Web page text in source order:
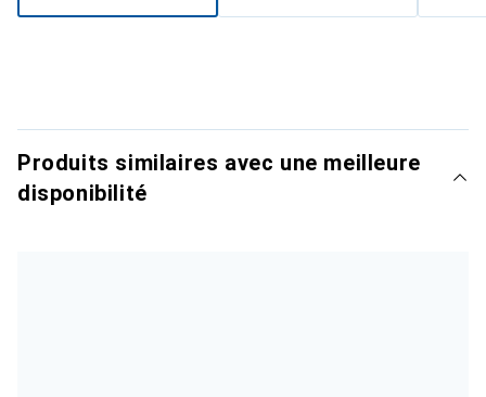
Produits similaires avec une meilleure
disponibilité